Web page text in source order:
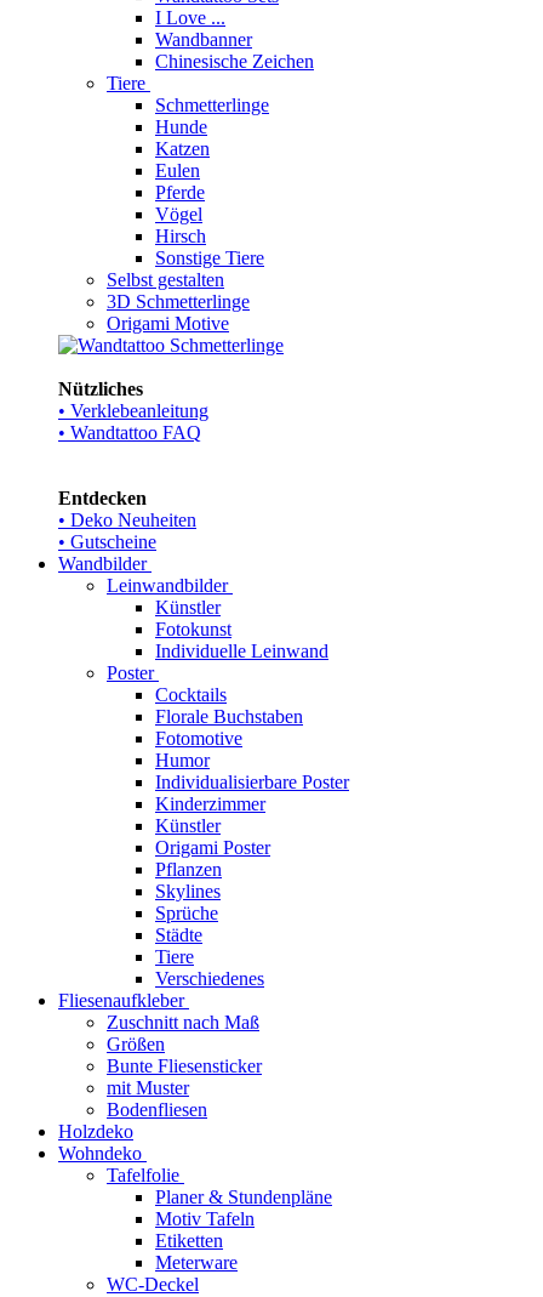
I Love ...
Wandbanner
Chinesische Zeichen
Tiere
Schmetterlinge
Hunde
Katzen
Eulen
Pferde
Vögel
Hirsch
Sonstige Tiere
Selbst gestalten
3D Schmetterlinge
Origami Motive
Nützliches
• Verklebeanleitung
• Wandtattoo FAQ
Entdecken
• Deko Neuheiten
• Gutscheine
Wandbilder
Leinwandbilder
Künstler
Fotokunst
Individuelle Leinwand
Poster
Cocktails
Florale Buchstaben
Fotomotive
Humor
Individualisierbare Poster
Kinderzimmer
Künstler
Origami Poster
Pflanzen
Skylines
Sprüche
Städte
Tiere
Verschiedenes
Fliesenaufkleber
Zuschnitt nach Maß
Größen
Bunte Fliesensticker
mit Muster
Bodenfliesen
Holzdeko
Wohndeko
Tafelfolie
Planer & Stundenpläne
Motiv Tafeln
Etiketten
Meterware
WC-Deckel